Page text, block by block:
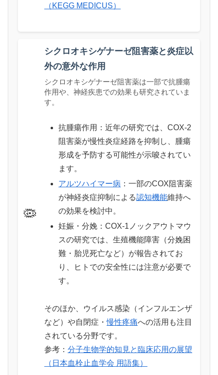
（KEGG MEDICUS）
🦠
シクロオキシゲナーゼ阻害薬と炎症以
外の意外な作用
シクロオキシゲナーゼ阻害薬は一部で抗腫瘍
作用や、神経疾患での効果も研究されていま
す。
抗腫瘍作用：近年の研究では、COX-2
阻害薬が慢性炎症経路を抑制し、腫瘍
形成を予防する可能性が示唆されてい
ます。
アルツハイマー病 ：一部のCOX阻害薬
が神経炎症抑制による認知機能維持へ
の効果を検討中。
妊娠・分娩：COX-1ノックアウトマウ
スの研究では、生殖機能障害（分娩困
難・胎児死亡など）が報告されてお
り、ヒトでの安全性には注意が必要で
す。
そのほか、ウイルス感染（インフルエンザ
など）や自閉症・慢性疼痛への活用も注目
されている分野です。
参考： 分子生物学的知見と臨床応用の展望
（日本血栓止血学会 用語集）